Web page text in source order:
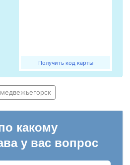
Получить код карты
медвежьегорск